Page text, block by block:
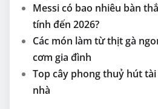
Messi có bao nhiêu bàn
tính đến 2026?
Các món làm từ thịt gà
cơm gia đình
Top cây phong thuỷ hút
nhà